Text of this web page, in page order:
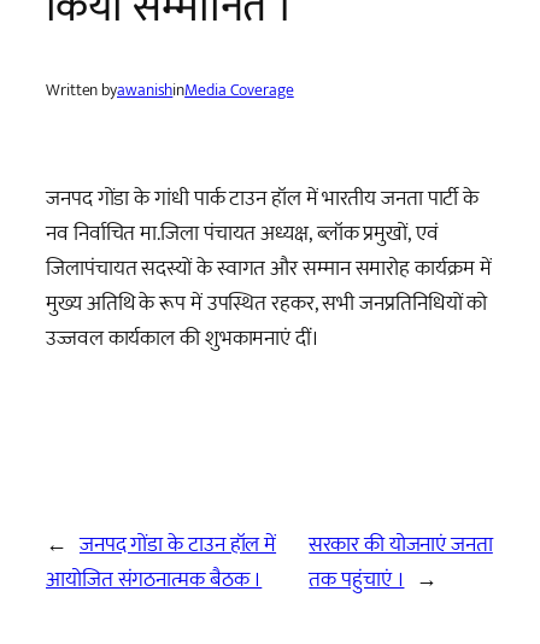
Written byawanishinMedia Coverage
जनपद गोंडा के गांधी पार्क टाउन हॉल में भारतीय जनता पार्टी के
नव निर्वाचित मा.जिला पंचायत अध्यक्ष, ब्लॉक प्रमुखों, एवं
जिलापंचायत सदस्यों के स्वागत और सम्मान समारोह कार्यक्रम में
मुख्य अतिथि के रूप में उपस्थित रहकर, सभी जनप्रतिनिधियों को
उज्जवल कार्यकाल की शुभकामनाएं दीं।
← जनपद गोंडा के टाउन हॉल में
आयोजित संगठनात्मक बैठक ।
सरकार की योजनाएं जनता
तक पहुंचाएं । →